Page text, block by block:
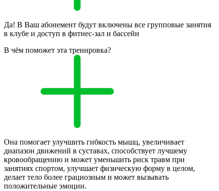
Да! В Ваш абонемент будут включены все групповые занятия
в клубе и доступ в фитнес-зал и бассейн
В чём поможет эта тренировка?
Она помогает улучшить гибкость мышц, увеличивает
диапазон движений в суставах, способствует лучшему
кровообращению и может уменьшить риск травм при
занятиях спортом, улучшает физическую форму в целом,
делает тело более грациозным и может вызывать
положительные эмоции.